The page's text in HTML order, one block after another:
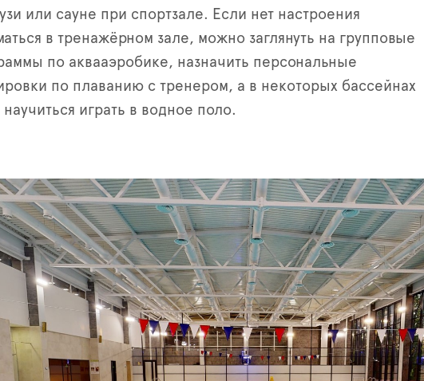
или сауне при спортзале. Если нет настроения
в тренажёрном зале, можно заглянуть на групповые
по аквааэробике, назначить персональные
по плаванию с тренером, а в некоторых бассейнах
играть в водное поло.